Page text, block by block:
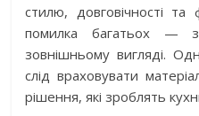
стилю, довговічності та
помилка багатьох —
зовнішньому вигляді.
слід враховувати
рішення, які зроблять